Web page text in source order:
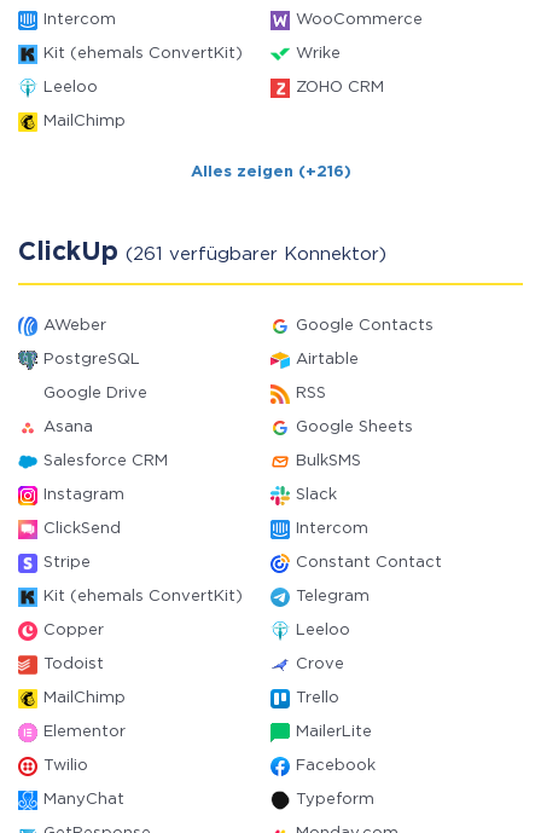
Intercom WooCommerce
Kit (ehemals ConvertKit) Wrike
Leeloo ZOHO CRM
MailChimp
Alles zeigen (+216)
ClickUp (261 verfügbarer Konnektor)
AWeber Google Contacts
PostgreSQL Airtable
Google Drive RSS
Asana Google Sheets
Salesforce CRM BulkSMS
Instagram Slack
ClickSend Intercom
Stripe Constant Contact
Kit (ehemals ConvertKit) Telegram
Copper Leeloo
Todoist Crove
MailChimp Trello
Elementor MailerLite
Twilio Facebook
ManyChat Typeform